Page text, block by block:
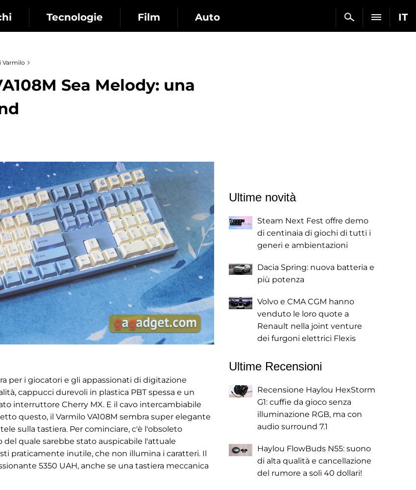
IT
Tecnologie Film Auto
Varmilo
Sea Melody: una
per i giocatori e gli appassionati di digitazione
cappucci durevoli in plastica PBT spessa e un
interruttore Cherry MX. E il cavo intercambiabile
questo, il Varmilo VA108M sembra super elegante
sulla tastiera. Per cominciare, c'è l'obsoleto
quale sarebbe stato auspicabile l'attuale
praticamente inutile, che non illumina i caratteri. Il
5350 UAH, anche se una tastiera meccanica
Ultime novità
Steam Next Fest offre demo
di centinaia di giochi di tutti i
generi e ambientazioni
Dacia Spring: nuova batteria e
più potenza
Volvo e CMA CGM hanno
venduto le loro quote a
Renault nella joint venture
dei furgoni elettrici Flexis
Ultime Recensioni
Recensione Haylou HexStorm
G1: cuffie da gioco senza
illuminazione RGB, ma con
audio surround 7.1
Haylou FlowBuds N55: suono
di alta qualità e cancellazione
del rumore a soli 40 dollari!